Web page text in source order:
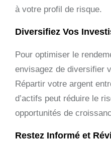
à votre profil de risque.
Diversifiez Vos
Pour optimiser le
envisagez de diversifier
Répartir votre argent
d’actifs peut réduire le
opportunités de
Restez Informé et